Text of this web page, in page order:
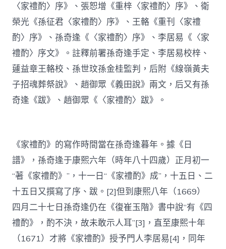
〈家禮酌〉序》、張恕增《重梓〈家禮酌〉序》、衛
榮光《孫征君〈家禮酌〉序》、王輅《重刊〈家禮
酌〉序》、孫奇逢《〈家禮酌〉序》、李居易《〈家
禮酌〉序文》。註釋前署孫奇逢手定、李居易校梓、
蘧益章王輅校、孫世玟孫金桂監判，后附《線嶺黃夫
子招魂葬祭說》、趙御眾《義田說》兩文，后又有孫
奇逢《跋》、趙御眾《〈家禮酌〉跋》。
《家禮酌》的寫作時間當在孫奇逢暮年。據《日
譜》，孫奇逢于康熙六年（時年八十四歲）正月初一
“著《家禮酌》”，十一日“《家禮酌》成”，十五日、二
十五日又撰寫了序、跋。[2]但到康熙八年（1669）
四月二十七日孫奇逢仍在《復崔玉階》書中說“有《四
禮酌》，酌不決，故未敢示人耳”[3]，直至康熙十年
（1671）才將《家禮酌》授予門人李居易[4]，同年